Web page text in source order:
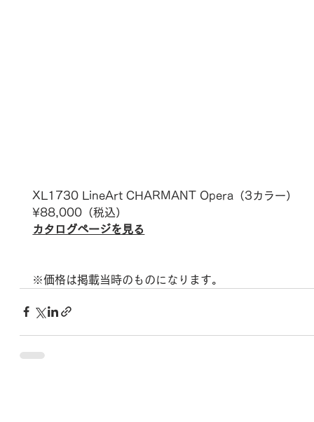
XL1730 LineArt CHARMANT Opera （3カラー）
¥88,000 （税込）
カタログページを見る
※価格は掲載当時のものになります。